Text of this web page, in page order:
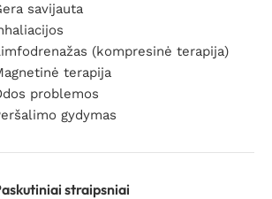
savijauta
(kompresinė terapija)
terapija
problemos
gydymas
straipsniai